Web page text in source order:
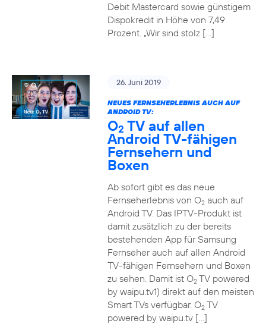
Debit Mastercard sowie günstigem
Dispokredit in Höhe von 7,49
Prozent. „Wir sind stolz […]
26. Juni 2019
NEUES FERNSEHERLEBNIS AUCH AUF
ANDROID TV:
O2 TV auf allen
Android TV-fähigen
Fernsehern und
Boxen
Ab sofort gibt es das neue
Fernseherlebnis von O2auch auf
Android TV. Das IPTV-Produkt ist
damit zusätzlich zu der bereits
bestehenden App für Samsung
Fernseher auch auf allen Android
TV-fähigen Fernsehern und Boxen
zu sehen. Damit ist O2TV powered
by waipu.tv1) direkt auf den meisten
Smart TVs verfügbar. O2TV
powered by waipu.tv […]